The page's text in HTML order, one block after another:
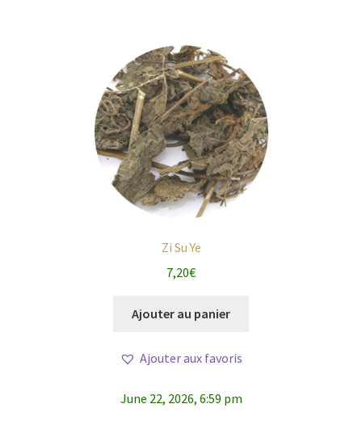
Zi Su Ye
7,20€
Ajouter au panier
Ajouter aux favoris
June 22, 2026, 6:59 pm